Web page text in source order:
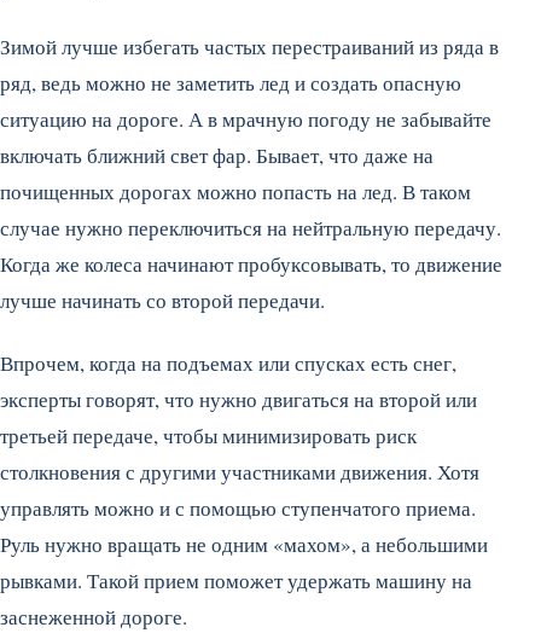
Зимой лучше избегать частых перестраиваний из ряда в
ряд, ведь можно не заметить лед и создать опасную
ситуацию на дороге. А в мрачную погоду не забывайте
включать ближний свет фар. Бывает, что даже на
почищенных дорогах можно попасть на лед. В таком
случае нужно переключиться на нейтральную передачу.
Когда же колеса начинают пробуксовывать, то движение
лучше начинать со второй передачи.
Впрочем, когда на подъемах или спусках есть снег,
эксперты говорят, что нужно двигаться на второй или
третьей передаче, чтобы минимизировать риск
столкновения с другими участниками движения. Хотя
управлять можно и с помощью ступенчатого приема.
Руль нужно вращать не одним «махом», а небольшими
рывками. Такой прием поможет удержать машину на
заснеженной дороге.